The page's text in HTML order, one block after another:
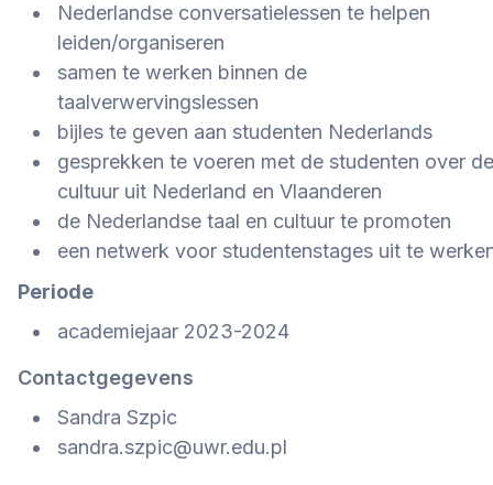
Nederlandse conversatielessen te helpen
leiden/organiseren
samen te werken binnen de
taalverwervingslessen
bijles te geven aan studenten Nederlands
gesprekken te voeren met de studenten over de
cultuur uit Nederland en Vlaanderen
de Nederlandse taal en cultuur te promoten
een netwerk voor studentenstages uit te
Periode
academiejaar 2023-2024
Contactgegevens
Sandra Szpic
sandra.szpic@uwr.edu.pl